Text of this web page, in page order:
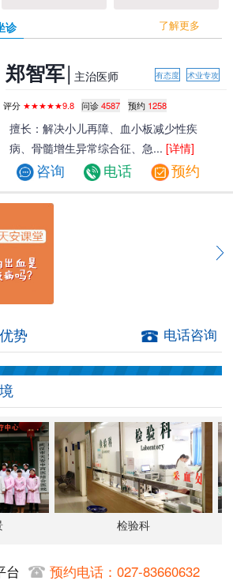
诊 了解更多
郑智军| 主治医师 术业专攻
有态度
评分 ★★★★★9.8 问诊 4587 预约 1258
擅长：解决小儿再障、血小板减少性疾
病、骨髓增生异常综合征、急...[详情]
咨询 电话 预约
势 电话咨询
检验科
台 预约电话：027-83660632